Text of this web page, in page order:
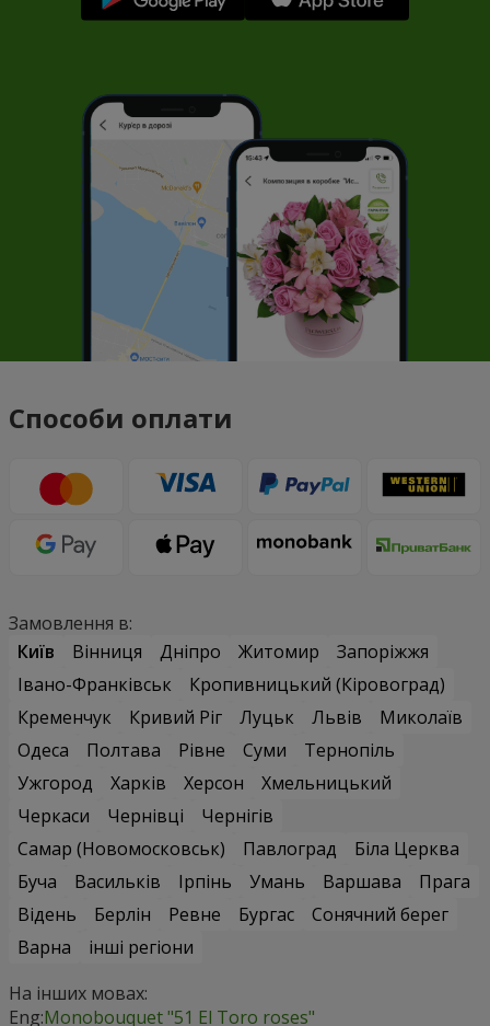
Способи оплати
Замовлення в:
Київ
Вінниця Дніпро Житомир
Запоріжжя
Івано-Франківськ
Кропивницький (Кіровоград)
Кременчук
Кривий Ріг Луцьк Львів
Миколаїв
Одеса
Полтава Рівне Суми
Тернопіль
Ужгород
Харків Херсон
Хмельницький
Черкаси
Чернівці
Чернігів
Самар (Новомосковськ)
Павлоград
Біла Церква
Буча
Васильків Ірпінь Умань Варшава
Прага
Відень
Берлін Ревне Бургас
Сонячний берег
Варна
інші регіони
На інших мовах:
Eng:Monobouquet "51 El Toro roses"